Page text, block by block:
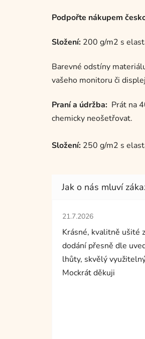
Podpořte nákupem
Složení: 200 g/m2 s
Barevné odstíny
vašeho monitoru či
Praní a údržba: Prát na
chemicky neošetřovat.
Složení: 250 g/m2 s
Hodnocení obchodu je
21.7.2026
Krásné, kvalitně ušité
dodání přesně dle
lhůty, skvělý
Mockrát děkuji